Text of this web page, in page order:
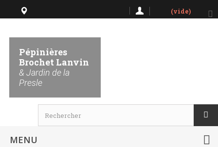
(vide)
Pépinières
Brochet Lanvin
& Jardin de la
Presle
MENU